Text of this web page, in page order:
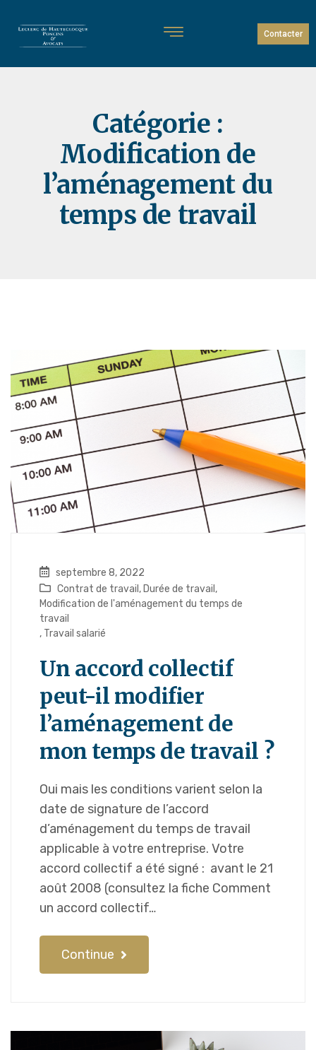
Contacter
Catégorie :
Modification de
l’aménagement du
temps de travail
septembre 8, 2022
Contrat de travail , Durée de travail ,
Modification de l'aménagement du temps de
travail
, Travail salarié
Un accord collectif
peut-il modifier
l’aménagement de
mon temps de travail ?
Oui mais les conditions varient selon la
date de signature de l’accord
d’aménagement du temps de travail
applicable à votre entreprise. Votre
accord collectif a été signé : avant le 21
août 2008 (consultez la fiche Comment
un accord collectif…
Continue